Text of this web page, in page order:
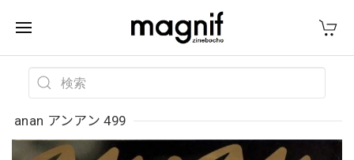
anan アンアン 499